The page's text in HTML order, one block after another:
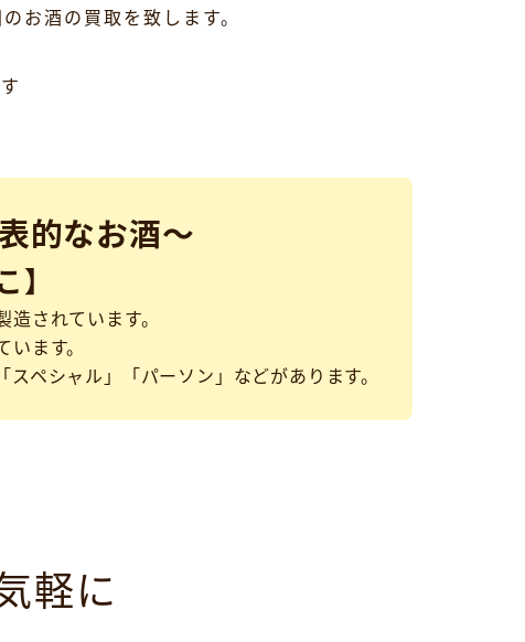
お酒の買取を致します。
的なお酒～
】
されています。
ます。
ペシャル」「パーソン」などがあります。
軽に